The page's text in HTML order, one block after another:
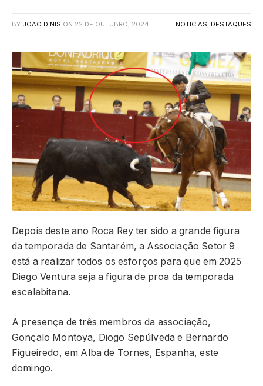
BY JOÃO DINIS ON 22 DE OUTUBRO, 2024 NOTICIAS, DESTAQUES
Depois deste ano Roca Rey ter sido a grande figura
da temporada de Santarém, a Associação Setor 9
está a realizar todos os esforços para que em 2025
Diego Ventura seja a figura de proa da temporada
escalabitana.
A presença de três membros da associação,
Gonçalo Montoya, Diogo Sepúlveda e Bernardo
Figueiredo, em Alba de Tornes, Espanha, este
domingo.